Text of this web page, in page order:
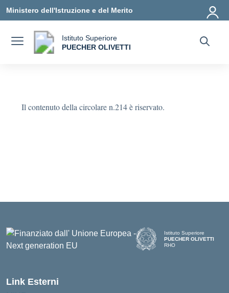
Ministero dell'Istruzione e del Merito
Istituto Superiore
PUECHER OLIVETTI
Il contenuto della circolare n.214 è riservato.
Istituto Superiore
PUECHER OLIVETTI
RHO
Link Esterni